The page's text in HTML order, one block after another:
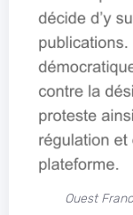
Ouest